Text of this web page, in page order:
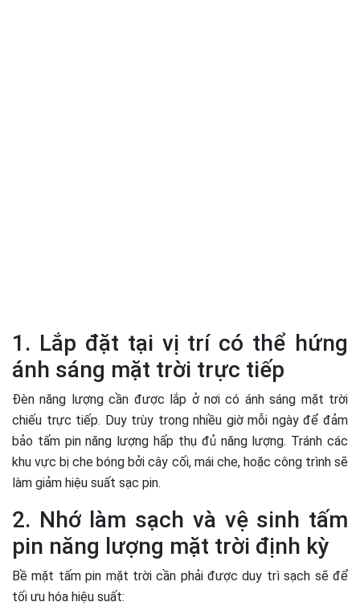
1. Lắp đặt tại vị trí có thể hứng
ánh sáng mặt trời trực tiếp
Đèn năng lượng cần được lắp ở nơi có ánh sáng mặt trời
chiếu trực tiếp. Duy trùy trong nhiều giờ mỗi ngày để đảm
bảo tấm pin năng lượng hấp thụ đủ năng lượng. Tránh các
khu vực bị che bóng bởi cây cối, mái che, hoặc công trình sẽ
làm giảm hiệu suất sạc pin.
2. Nhớ làm sạch và vệ sinh tấm
pin năng lượng mặt trời định kỳ
Bề mặt tấm pin mặt trời cần phải được duy trì sạch sẽ để
tối ưu hóa hiệu suất: